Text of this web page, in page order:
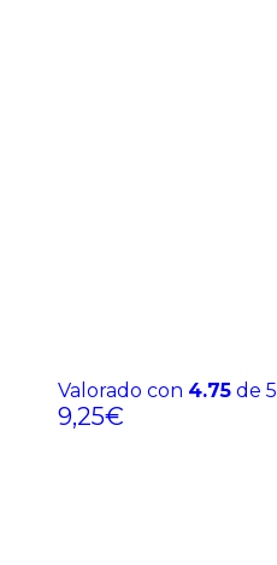
Valorado con 4.75 de 5
9,25€